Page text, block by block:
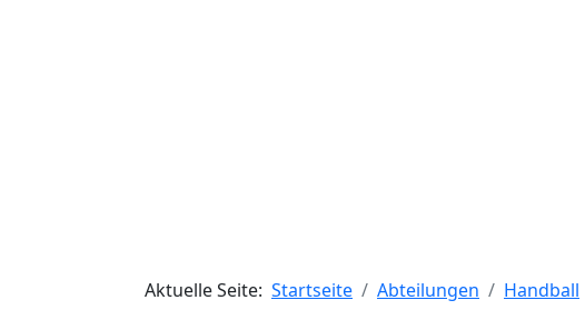
Aktuelle Seite: Startseite Abteilungen Handball